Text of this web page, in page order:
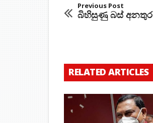
Previous Post
බිහිසුණු බස් අනතුර
RELATED ARTICLES